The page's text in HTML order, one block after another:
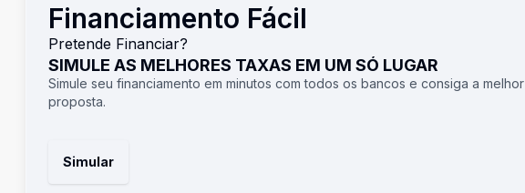
Financiamento Fácil
Pretende Financiar?
SIMULE AS MELHORES TAXAS EM UM SÓ LUGAR
Simule seu financiamento em minutos com todos os bancos e consiga a melhor
proposta.
Simular